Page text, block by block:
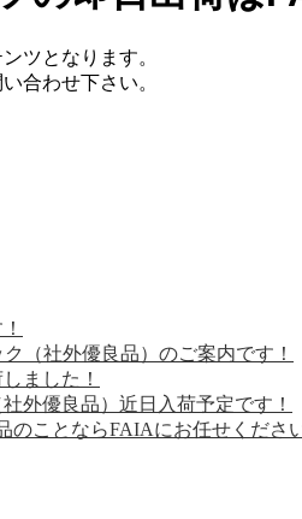
ツとなります。
問い合わせ下さい。
（社外優良品）のご案内です！
ました！
外優良品）近日入荷予定です！
ことならFAIAにお任せくださ